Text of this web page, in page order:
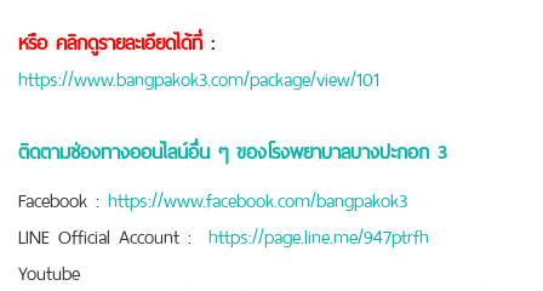
หรือ คลิกดูรายละเอียดได้ที่ :
https://www.bangpakok3.com/package/view/101
ติดตามช่องทางออนไลน์อื่น ๆ ของโรงพยาบาลบางปะกอก 3
Facebook : https://www.facebook.com/bangpakok3
LINE Official Account : https://page.line.me/947ptrfh
Youtube